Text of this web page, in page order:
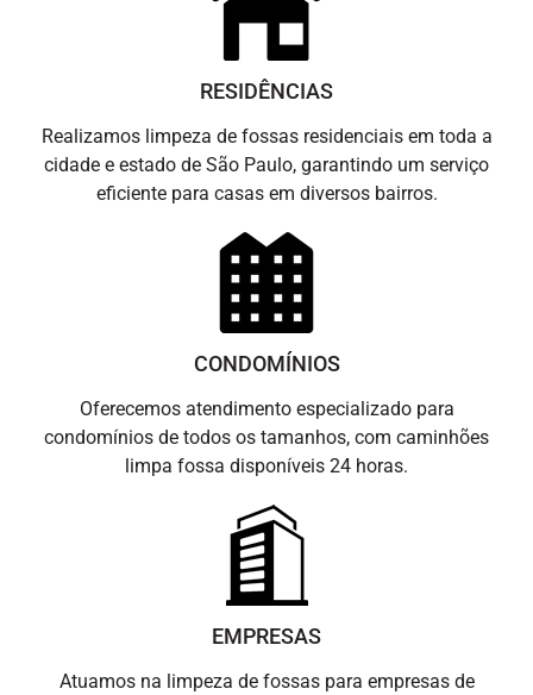
RESIDÊNCIAS
Realizamos limpeza de fossas residenciais em toda a
cidade e estado de São Paulo, garantindo um serviço
eficiente para casas em diversos bairros.
CONDOMÍNIOS
Oferecemos atendimento especializado para
condomínios de todos os tamanhos, com caminhões
limpa fossa disponíveis 24 horas.
EMPRESAS
Atuamos na limpeza de fossas para empresas de